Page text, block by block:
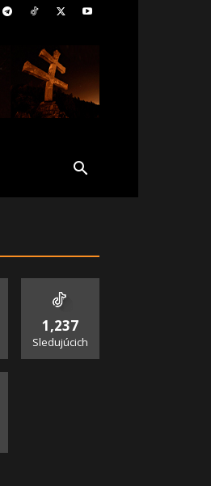
1,237
Sledujúcich